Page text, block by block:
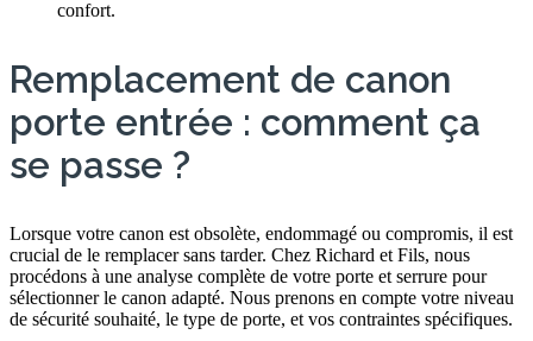
confort.
Remplacement de canon
porte entrée : comment ça
se passe ?
Lorsque votre canon est obsolète, endommagé ou compromis, il est
crucial de le remplacer sans tarder. Chez Richard et Fils, nous
procédons à une analyse complète de votre porte et serrure pour
sélectionner le canon adapté. Nous prenons en compte votre niveau
de sécurité souhaité, le type de porte, et vos contraintes spécifiques.